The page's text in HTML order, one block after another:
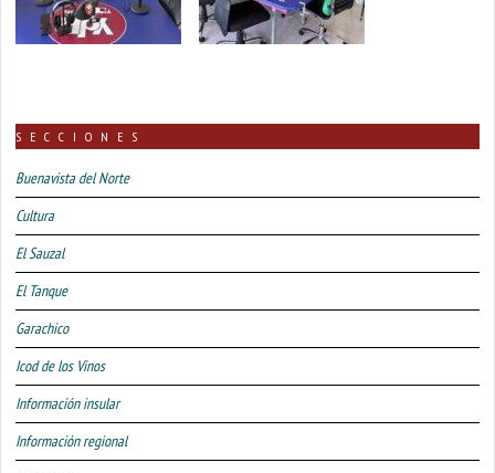
SECCIONES
Buenavista del Norte
Cultura
El Sauzal
El Tanque
Garachico
Icod de los Vinos
Información insular
Información regional